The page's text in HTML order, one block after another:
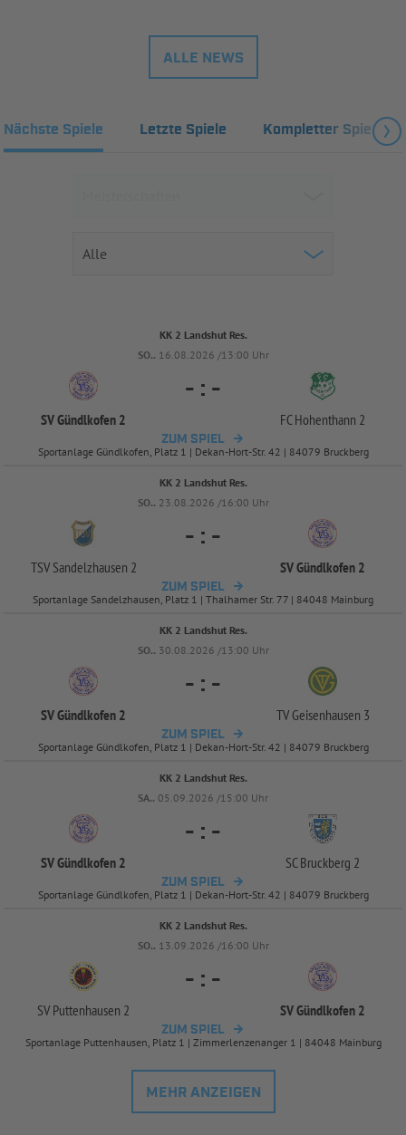
ALLE NEWS
Nächste Spiele Letzte Spiele Kompletter Spielplan
KK 2 Landshut Res.
SO.. 16.08.2026 /13:00 Uhr
SV Gündlkofen 2
- : -
FC Hohenthann 2
ZUM SPIEL
Sportanlage Gündlkofen, Platz 1 | Dekan-Hort-Str. 42 | 84079 Bruckberg
KK 2 Landshut Res.
SO.. 23.08.2026 /16:00 Uhr
TSV Sandelzhausen 2
- : -
SV Gündlkofen 2
ZUM SPIEL
Sportanlage Sandelzhausen, Platz 1 | Thalhamer Str. 77 | 84048 Mainburg
KK 2 Landshut Res.
SO.. 30.08.2026 /13:00 Uhr
SV Gündlkofen 2
- : -
TV Geisenhausen 3
ZUM SPIEL
Sportanlage Gündlkofen, Platz 1 | Dekan-Hort-Str. 42 | 84079 Bruckberg
KK 2 Landshut Res.
SA.. 05.09.2026 /15:00 Uhr
SV Gündlkofen 2
- : -
SC Bruckberg 2
ZUM SPIEL
Sportanlage Gündlkofen, Platz 1 | Dekan-Hort-Str. 42 | 84079 Bruckberg
KK 2 Landshut Res.
SO.. 13.09.2026 /16:00 Uhr
SV Puttenhausen 2
- : -
SV Gündlkofen 2
ZUM SPIEL
Sportanlage Puttenhausen, Platz 1 | Zimmerlenzenanger 1 | 84048 Mainburg
MEHR ANZEIGEN